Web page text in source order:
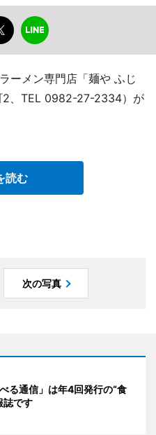
ーメン専門店「麺や ふじ
2、TEL 0982-27-2334）が
読む
次の写真
る通信」は年4回発行の“食
誌です